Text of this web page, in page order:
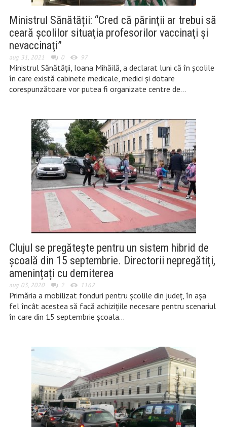
Ministrul Sănătății: “Cred că părinţii ar trebui să
ceară şcolilor situaţia profesorilor vaccinaţi şi
nevaccinaţi”
aug. 31, 2021 0 97
Ministrul Sănătăţii, Ioana Mihăilă, a declarat luni că în şcolile
în care există cabinete medicale, medici şi dotare
corespunzătoare vor putea fi organizate centre de…
Clujul se pregătește pentru un sistem hibrid de
școală din 15 septembrie. Directorii nepregătiți,
amenințați cu demiterea
aug. 03, 2020 2 1162
Primăria a mobilizat fonduri pentru școlile din județ, în așa
fel încât acestea să facă achizițiile necesare pentru scenariul
în care din 15 septembrie școala…